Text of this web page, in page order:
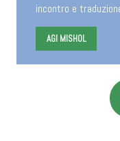
incontro e
AGI MISHOL